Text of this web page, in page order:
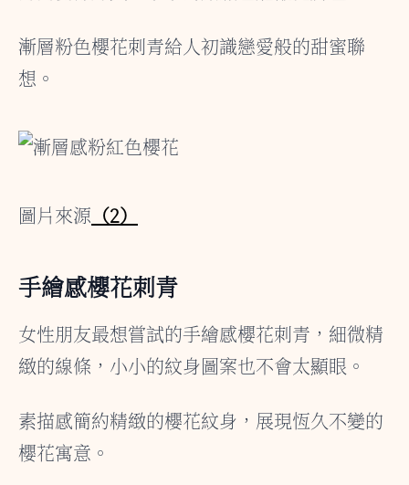
漸層粉色櫻花刺青給人初識戀愛般的甜蜜聯
想。
圖片來源 （2）
手繪感櫻花刺青
女性朋友最想嘗試的手繪感櫻花刺青，細微精
緻的線條，小小的紋身圖案也不會太顯眼。
素描感簡約精緻的櫻花紋身，展現恆久不變的
櫻花寓意。